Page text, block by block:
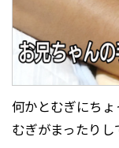
何かとむぎにちょ
むぎがまったりし